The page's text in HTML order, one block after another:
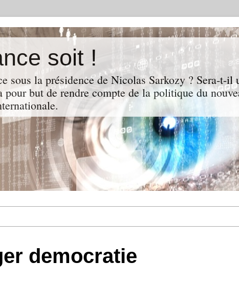
soit !
sous la présidence de Nicolas Sarkozy ? Sera-t-il
pour but de rendre compte de la politique du
democratie